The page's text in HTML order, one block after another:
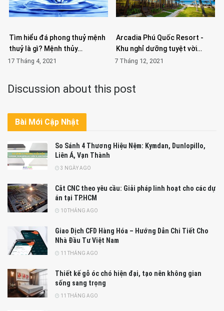
Tìm hiểu đá phong thuỷ mệnh
thuỷ là gì? Mệnh thủy…
17 Tháng 4, 2021
Arcadia Phú Quốc Resort -
Khu nghỉ dưỡng tuyệt vời…
7 Tháng 12, 2021
Discussion about this post
Bài Mới Cập Nhật
So Sánh 4 Thương Hiệu Nệm: Kymdan, Dunlopillo,
Liên Á, Vạn Thành
3 NGÀY AGO
Cắt CNC theo yêu cầu: Giải pháp linh hoạt cho các dự
án tại TP.HCM
10 THÁNG AGO
Giao Dịch CFD Hàng Hóa – Hướng Dẫn Chi Tiết Cho
Nhà Đầu Tư Việt Nam
11 THÁNG AGO
Thiết kế gỗ óc chó hiện đại, tạo nên không gian
sống sang trọng
11 THÁNG AGO